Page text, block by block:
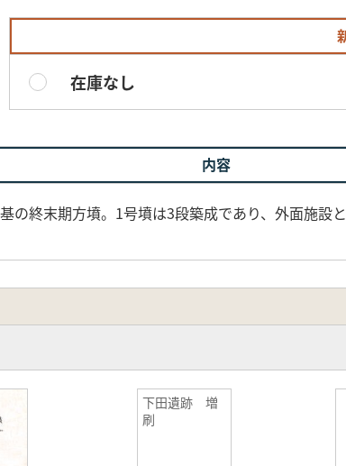
在庫なし
内容
の終末期方墳。1号墳は3段築成であり、外面施設
下田遺跡 増
刷